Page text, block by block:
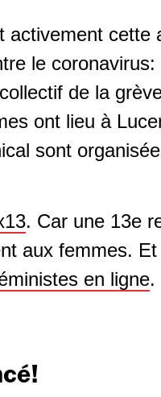
activement cette
le coronavirus:
de la
ont lieu à
sont
. Car une 13e
aux femmes.
en ligne.